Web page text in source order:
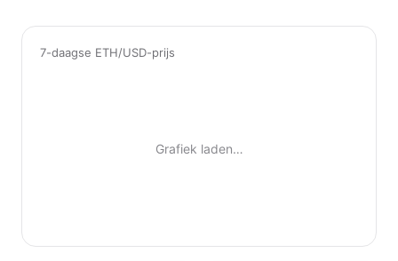
7-daagse ETH/USD-prijs
Grafiek laden…